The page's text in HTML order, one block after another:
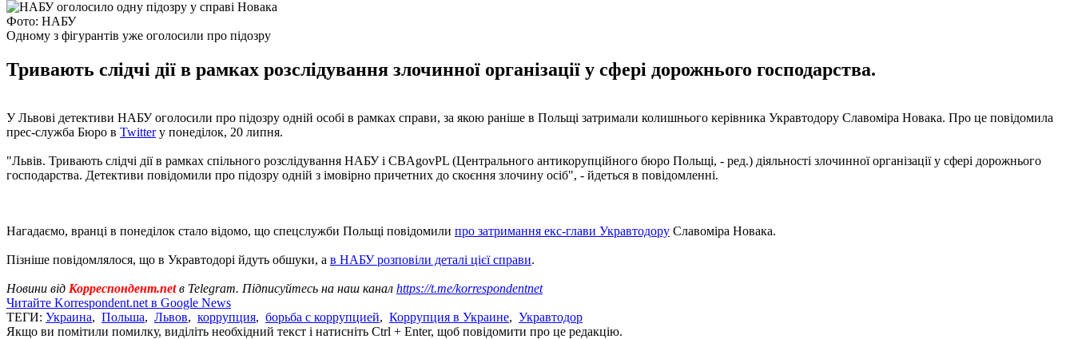
Фото: НАБУ
Одному з фігурантів уже оголосили про підозру
Тривають слідчі дії в рамках розслідування злочинної організації у сфері дорожнього господарства.
У Львові детективи НАБУ оголосили про підозру одній особі в рамках справи, за якою раніше в Польщі затримали колишнього керівника Укравтодору Славоміра Новака. Про це повідомила
прес-служба Бюро в Twitterу понеділок, 20 липня.
"Львів. Тривають слідчі дії в рамках спільного розслідування НАБУ і CBAgovPL (Центрального антикорупційного бюро Польщі, - ред.) діяльності злочинної організації у сфері дорожнього
господарства. Детективи повідомили про підозру одній з імовірно причетних до скоєння злочину осіб", - йдеться в повідомленні.
Нагадаємо, вранці в понеділок стало відомо, що спецслужби Польщі повідомили про затримання екс-глави Укравтодору Славоміра Новака.
Пізніше повідомлялося, що в Укравтодорі йдуть обшуки, а в НАБУ розповіли деталі цієї справи.
Новини від Корреспондент.netв Telegram. Підписуйтесь на наш канал https://t.me/korrespondentnet
Читайте Korrespondent.net в Google News
ТЕГИ: Украина, Польша, Львов, коррупция, борьба с коррупцией, Коррупция в Украине, Укравтодор
Якщо ви помітили помилку, виділіть необхідний текст і натисніть Ctrl + Enter, щоб повідомити про це редакцію.